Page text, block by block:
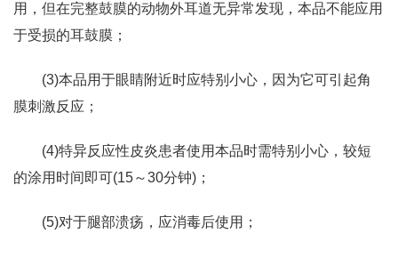
用，但在完整鼓膜的动物外耳道无异常发现，本品不能应用
于受损的耳鼓膜；
(3)本品用于眼睛附近时应特别小心，因为它可引起角
膜刺激反应；
(4)特异反应性皮炎患者使用本品时需特别小心，较短
的涂用时间即可(15～30分钟)；
(5)对于腿部溃疡，应消毒后使用；